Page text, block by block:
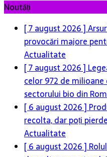
Noutăți
[ 7 august 2026 ]
provocări majore
Actualitate
[ 7 august 2026 ]
celor 972 de
sectorului bio din
[ 6 august 2026 ]
recolta, dar poți
Actualitate
[ 6 august 2026 ]